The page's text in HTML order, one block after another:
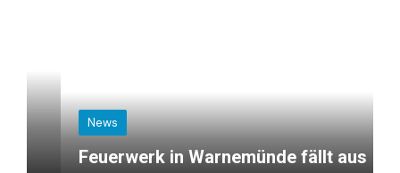
Feuerwerk in Warnemünde fällt aus